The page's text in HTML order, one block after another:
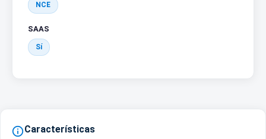
NCE
SAAS
Sí
Características